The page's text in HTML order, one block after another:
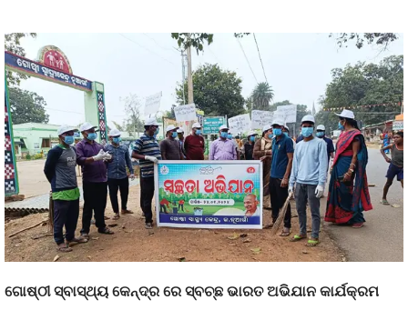
ଗୋଷ୍ଠୀ ସ୍ବାସ୍ଥ୍ୟ କେନ୍ଦ୍ର ରେ ସ୍ବଚ୍ଛ ଭାରତ ଅଭିଯାନ କାର୍ଯକ୍ରମ